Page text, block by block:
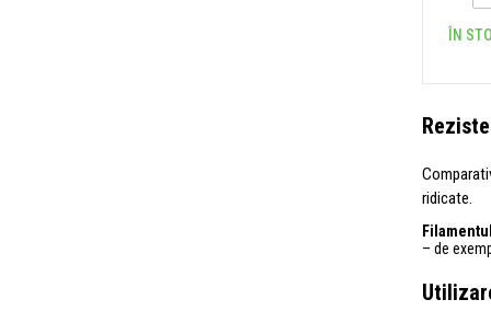
ÎN
ridicate.
– de